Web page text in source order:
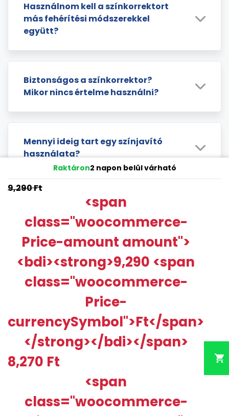
Raktáron2 napon belül várható
9,290Ft
<span
class="woocommerce-
Price-amount amount">
<bdi><strong>9,290 <span
class="woocommerce-
Price-
currencySymbol">Ft</span>
</strong></bdi></span>
8,270 Ft
<span
class="woocommerce-
Használnom kell a színkorrektort
más fehérítési módszerekkel
együtt?
Biztonságos a színkorrektor?
Mikor nincs értelme használni?
Mennyi ideig tart egy színjavító
használata?
Lehet, hogy érdekel
Nagyszerű hír!
SET az erősebb fehérítéshez